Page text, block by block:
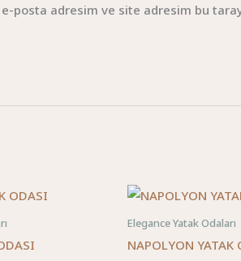
posta adresim ve site adresim bu
Elegance Yatak Odaları
NAPOLYON YATAK